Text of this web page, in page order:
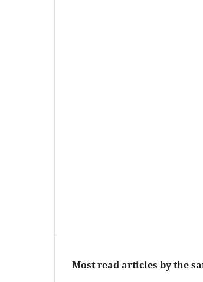
Most read articles by the